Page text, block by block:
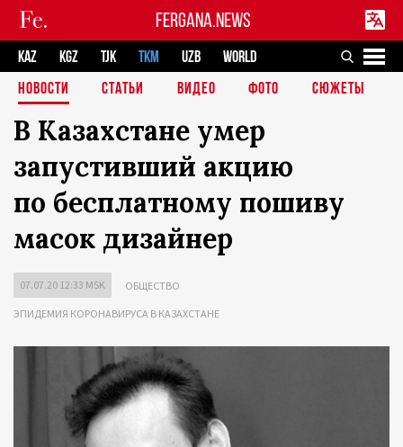
FERGANA.NEWS
KAZ KGZ TJK TKM UZB
WORLD
НОВОСТИ
СТАТЬИ ВИДЕО ФОТО СЮЖЕТЫ
В Казахстане умер
запустивший акцию
по бесплатному пошиву
масок дизайнер
07.07.20 12:33 MSK ОБЩЕСТВО
ЭПИДЕМИЯ КОРОНАВИРУСА В КАЗАХСТАНЕ